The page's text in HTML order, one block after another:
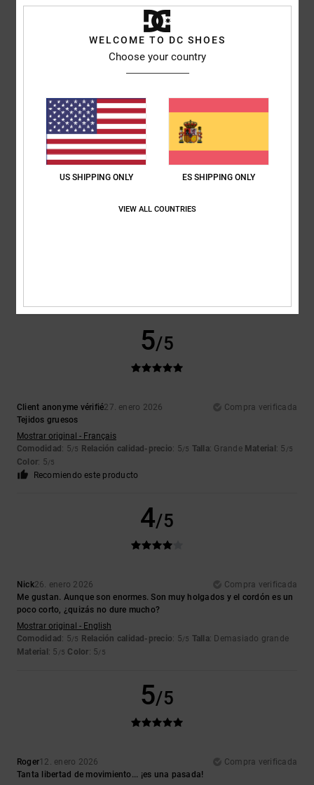
Relación calidad-precio: 5/5 Talla
Recomiendo este producto
3 /5
5/5
Client anonyme vérifié27. enero 2026
Compra verificada
Tejidos gruesos
Mostrar original - Français
Comodidad : 5/5 Relación calidad-precio: 5/5 Talla: Grande Material : 5 /5
Color: 5/5
Recomiendo este producto
4/5
Nick26. enero 2026
Compra verificada
Me gustan. Aunque son enormes. Son muy holgados y el cordón es un
poco corto, ¿quizás no dure mucho?
Mostrar original - English
Comodidad : 5/5 Relación calidad-precio: 5/5 Talla: Demasiado grande
Material : 5 /5 Color: 5/5
5/5
Roger12. enero 2026
Compra verificada
Tanta libertad de movimiento... ¡es una pasada!
WELCOME TO DC SHOES
Choose your country
US SHIPPING ONLY ES SHIPPING ONLY
VIEW ALL COUNTRIES